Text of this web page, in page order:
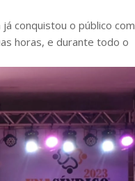
conquistou o público com
horas, e durante todo o